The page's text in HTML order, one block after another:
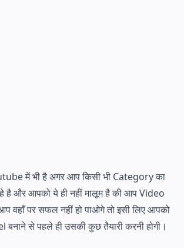
में भी है अगर आप किसी भी Category का
और आपको ये ही नहीं मालूम है की आप Video
आप वहाँ पर सफल नहीं हो पाओगे तो इसी लिए आपको
से पहले ही उसकी कुछ तैयारी करनी होगी।